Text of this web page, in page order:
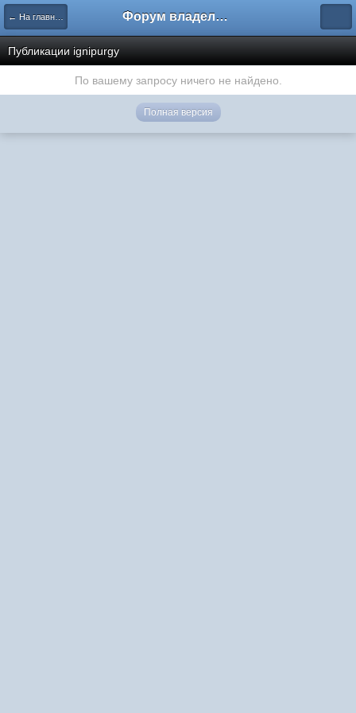
← На главную Форум владельцев интернет-магазинов
Публикации ignipurgy
По вашему запросу ничего не найдено.
Полная версия